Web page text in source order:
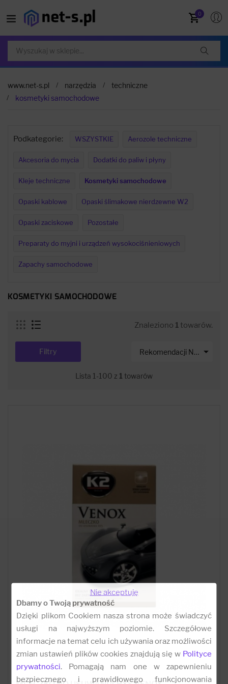
0
www.net-s.pl narzędzia
techniczne
kosmetyki samochodowe
Podkategorie: WSZYSTKIE Aerozole techniczne
Akcesoria do mycia Dodatki do paliw i płyny
Kleje techniczne Kosmetyki samochodowe
Opaski kablowe Opaski ślimakowe nierdzewne W2
Opaski zaciskowe Pozostałe
Preparaty do myjni i urządzeń wysokociśnieniowych
Zapachy samochodowe
KOSMETYKI SAMOCHODOWE
Znaleziono 1 towarów.
Rekomendacji Net-s 
Filtry
Lista 1-100 z 1 towarów
Nie akceptuję
Dbamy o Twoją prywatność
Dzięki plikom Cookiem nasza strona może świadczyć
usługi na najwyższym poziomie. Szczegółowe
informacje na temat celu ich używania oraz możliwości
zmian ustawień plików cookies znajdują się w Polityce
prywatności. Pomagają nam one w zapewnieniu
bezpiecznego i prawidłowego funkcjonowania